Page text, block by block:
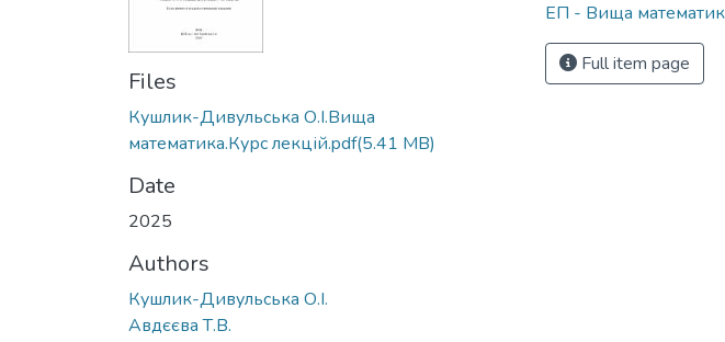
Files
Кушлик-Дивульська О.І.Вища
математика.Курс лекцій.pdf(5.41 MB)
Date
2025
Authors
Кушлик-Дивульська О.І.
Авдєєва Т.В.
ЕП - Вища
Full item page